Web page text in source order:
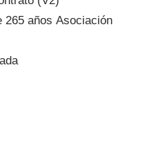
265 años Asociación